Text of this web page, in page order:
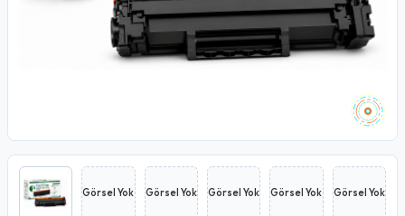
Görsel Yok Görsel Yok Görsel Yok Görsel Yok Görsel Yok